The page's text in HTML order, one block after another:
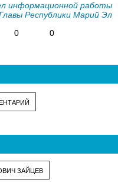
информационной работы
Республики Марий Эл
0
0
ЗАЙЦЕВ